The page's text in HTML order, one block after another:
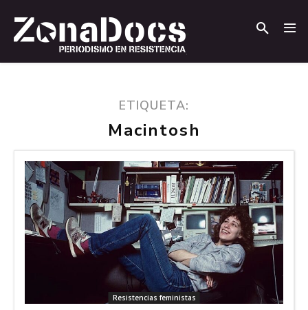
ETIQUETA:
Macintosh
Resistencias feministas